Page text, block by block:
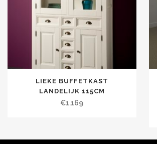
LIEKE BUFFETKAST
LANDELIJK 115CM
€1.169